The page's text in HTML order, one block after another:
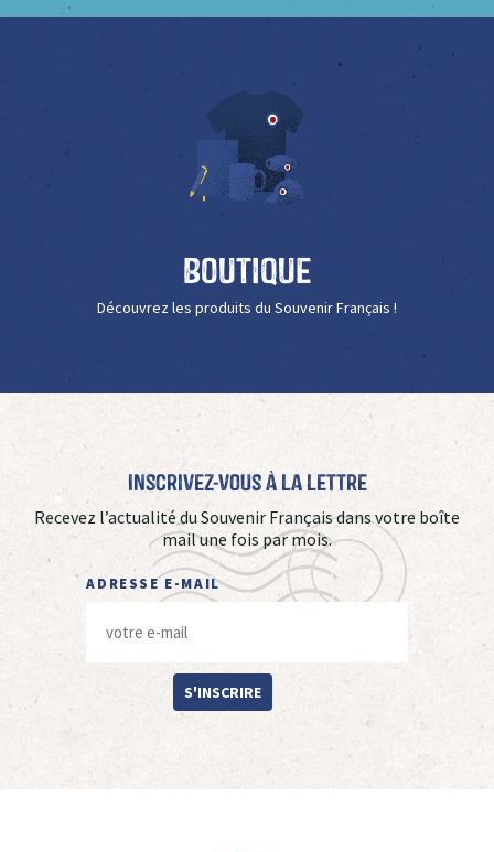
Boutique
Découvrez les produits du Souvenir Français !
Inscrivez-vous à La Lettre
Recevez l’actualité du Souvenir Français dans votre boîte
mail une fois par mois.
ADRESSE E-MAIL
S'INSCRIRE